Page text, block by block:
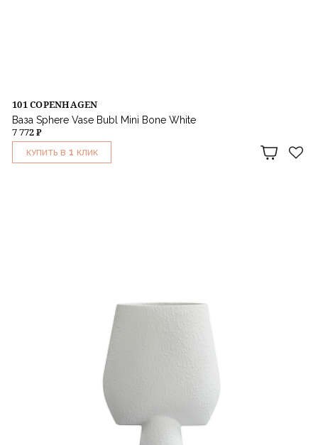
101 COPENHAGEN
Ваза Sphere Vase Bubl Mini Bone White
7 772 ₽
КУПИТЬ В 1 КЛИК